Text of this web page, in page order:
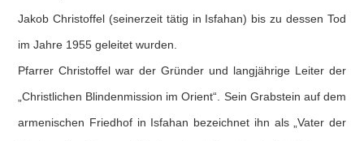
Jakob Christoffel (seinerzeit tätig in Isfahan) bis zu dessen Tod
im Jahre 1955 geleitet wurden.
Pfarrer Christoffel war der Gründer und langjährige Leiter der
„Christlichen Blindenmission im Orient“. Sein Grabstein auf dem
armenischen Friedhof in Isfahan bezeichnet ihn als „Vater der